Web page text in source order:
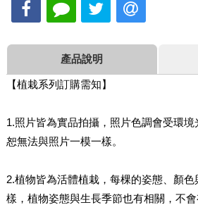
產品說明
【植栽系列訂購需知】
1.照片皆為實品拍攝，照片色調會受環境
恕無法與照片一模一樣。
2.植物皆為活體植栽，每棵的姿態、顏
樣，植物姿態與生長季節也有相關，不